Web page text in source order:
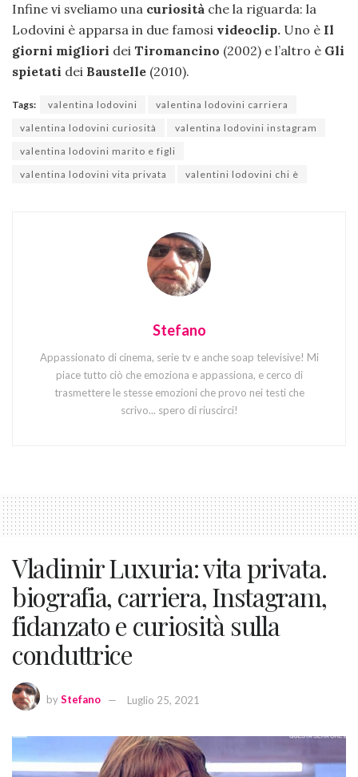
Infine vi sveliamo una curiosità che la riguarda: la
Lodovini è apparsa in due famosi videoclip. Uno è Il
giorni migliori dei Tiromancino (2002) e l’altro è Gli
spietati dei Baustelle (2010).
Tags: valentina lodovini
valentina lodovini carriera
valentina lodovini curiosità
valentina lodovini instagram
valentina lodovini marito e figli
valentina lodovini vita privata
valentini lodovini chi è
Stefano
Appassionato di cinema, serie tv e anche soap televisive! Mi
piace tutto ciò che emoziona e appassiona, e cerco di
trasmettere le stesse emozioni che provo nei testi che
scrivo... spero di riuscirci!
Vladimir Luxuria: vita privata.
biografia, carriera, Instagram,
fidanzato e curiosità sulla
conduttrice
byStefano Luglio 25, 2021